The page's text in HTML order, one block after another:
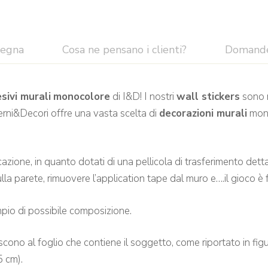
Cosa ne pensano i clienti?
murali monocolore di I&D! I nostri wall stickers sono
offre una vasta scelta di decorazioni murali
in quanto dotati di una pellicola di trasferimento
parete, rimuovere l’application tape dal muro e….il gioco è
di possibile composizione.
al foglio che contiene il soggetto, come riportato in
cm).